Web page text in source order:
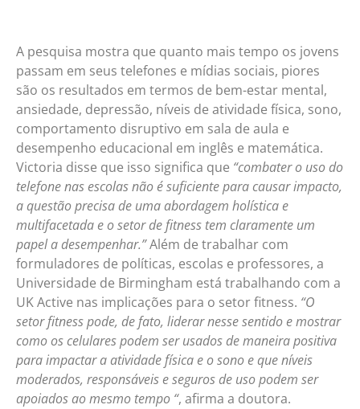
A pesquisa mostra que quanto mais tempo os jovens
passam em seus telefones e mídias sociais, piores
são os resultados em termos de bem-estar mental,
ansiedade, depressão, níveis de atividade física, sono,
comportamento disruptivo em sala de aula e
desempenho educacional em inglês e matemática.
Victoria disse que isso significa que “combater o uso do
telefone nas escolas não é suficiente para causar impacto,
a questão precisa de uma abordagem holística e
multifacetada e o setor de fitness tem claramente um
papel a desempenhar.”Além de trabalhar com
formuladores de políticas, escolas e professores, a
Universidade de Birmingham está trabalhando com a
UK Active nas implicações para o setor fitness. “O
setor fitness pode, de fato, liderar nesse sentido e mostrar
como os celulares podem ser usadosde maneira positiva
para impactar a atividade física e o sono e que níveis
moderados, responsáveis e seguros de uso podem ser
apoiados ao mesmo tempo “, afirma a doutora.